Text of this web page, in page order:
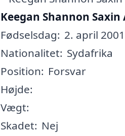
Keegan Shannon Saxin
Fødselsdag: 2. april
Nationalitet: Sydafrika
Position: Forsvar
Højde:
Vægt:
Skadet: Nej